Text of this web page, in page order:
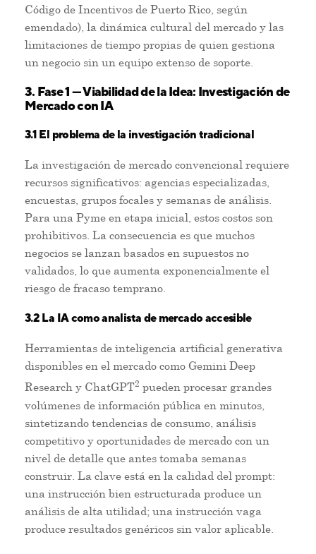
Código de Incentivos de Puerto Rico, según
emendado), la dinámica cultural del mercado y las
limitaciones de tiempo propias de quien gestiona
un negocio sin un equipo extenso de soporte.
3. Fase 1 — Viabilidad de la Idea: Investigación de
Mercado con IA
3.1 El problema de la investigación tradicional
La investigación de mercado convencional requiere
recursos significativos: agencias especializadas,
encuestas, grupos focales y semanas de análisis.
Para una Pyme en etapa inicial, estos costos son
prohibitivos. La consecuencia es que muchos
negocios se lanzan basados en supuestos no
validados, lo que aumenta exponencialmente el
riesgo de fracaso temprano.
3.2 La IA como analista de mercado accesible
Herramientas de inteligencia artificial generativa
disponibles en el mercado como Gemini Deep
Research y ChatGPT2 pueden procesar grandes
volúmenes de información pública en minutos,
sintetizando tendencias de consumo, análisis
competitivo y oportunidades de mercado con un
nivel de detalle que antes tomaba semanas
construir. La clave está en la calidad del prompt:
una instrucción bien estructurada produce un
análisis de alta utilidad; una instrucción vaga
produce resultados genéricos sin valor aplicable.